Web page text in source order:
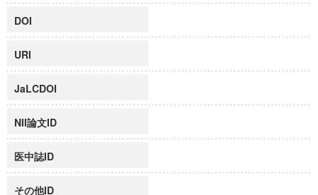
DOI
URI
JaLCDOI
NII論文ID
医中誌ID
その他ID